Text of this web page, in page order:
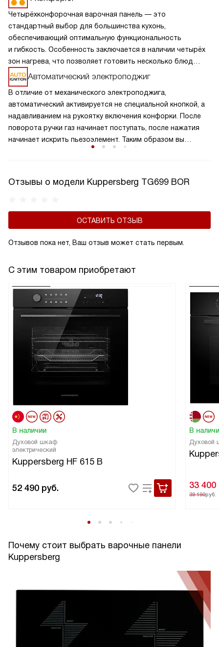
Четырёхконфорочная варочная панель — это
стандартный выбор для большинства кухонь,
обеспечивающий оптимальную функциональность
и гибкость. Особенность заключается в наличии четырёх
зон нагрева, что позволяет готовить несколько блюд
одновременно, экономя время и усилия. Разнообразие
размеров и мощностей конфорок подходит для
различных кулинарных задач, от быстрого кипячения
до медленного тушения. Такая панель обеспечивает
равномерное распределение тепла и удобное
расположение посуды, что делает её идеальной для
семейного использования.
Автоматический электроподжиг
В отличие от механического электроподжига,
автоматический активируется не специальной кнопкой, а
надавливанием на рукоятку включения конфорки. После
поворота ручки газ начинает поступать, после нажатия
начинает искрить пьезоэлемент. Таким образом вы
Отзывы о модели Kuppersberg TG699 BOR
ОСТАВИТЬ ОТЗЫВ
Отзывов пока нет, Ваш отзыв может стать первым.
С этим товаром приобретают
В наличии
Духовой шкаф
электрический
Kuppersberg HF 615 B
52 490 руб.
В
Духовой
33 400
39 190руб.
Почему стоит выбрать варочные панели
Kuppersberg